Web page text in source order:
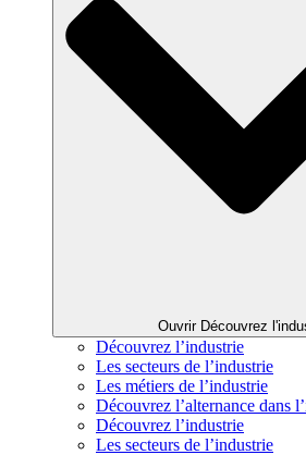
Ouvrir Découvrez
Découvrez l’industrie
Les secteurs de l’industrie
Les métiers de l’industrie
Découvrez l’alternance dans
Découvrez l’industrie
Les secteurs de l’industrie